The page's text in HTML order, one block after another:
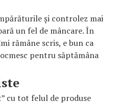
și controlez mai
un fel de mâncare. În
rămâne scris, e bun ca
pentru săptămâna
cu tot felul de produse